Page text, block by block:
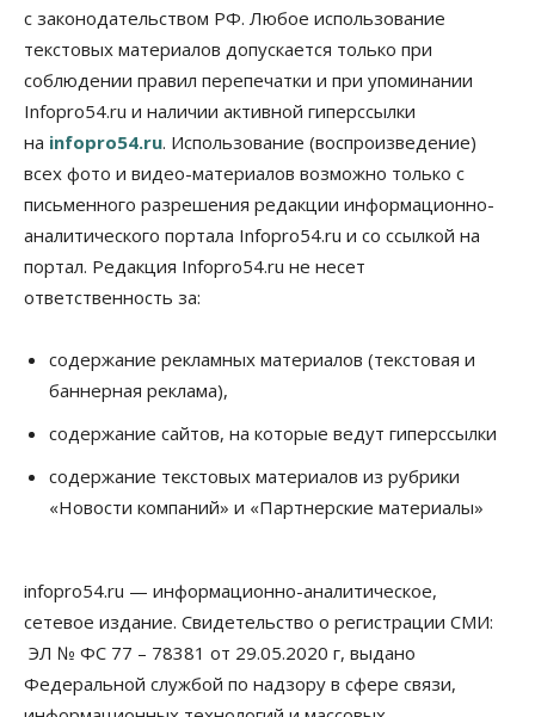
Кафе японской кухни в Новосибирске закрыли на
45 дней
10 Августа 2026, 14:45
Недвижимость
Новосибирску нужны яркие объекты и
градообразующие общественные здания
10 Августа 2026, 14:30
Общество
Предложения по строительству частных
бомбоубежищ появились на российском рынке
10 Августа 2026, 14:00
Бизнес Общество
В Новосибирске сформировалось
профессиональное сообщество стендап-комиков
Недвижимость
Антон Рехтин: Вместе строим будущее
10 Августа 2026, 13:15
Цены в ресторанах Новосибирска выросли на 8%
10 Августа 2026, 13:00
Духовная и медицинская помощь: корабль-
церковь посетит 50 поселений Новосибирской
с законодательством РФ. Любое использование
текстовых материалов допускается только при
соблюдении правил перепечатки и при упоминании
Infopro54.ru и наличии активной гиперссылки
на infopro54.ru. Использование (воспроизведение)
всех фото и видео-материалов возможно только с
письменного разрешения редакции информационно-
аналитического портала Infopro54.ru и со ссылкой на
портал. Редакция Infopro54.ru не несет
ответственность за:
содержание рекламных материалов (текстовая и
баннерная реклама),
содержание сайтов, на которые ведут гиперссылки
содержание текстовых материалов из рубрики
«Новости компаний» и «Партнерские материалы»
infopro54.ru — информационно-аналитическое,
сетевое издание. Свидетельство о регистрации СМИ:
ЭЛ № ФС 77 – 78381 от 29.05.2020 г, выдано
Федеральной службой по надзору в сфере связи,